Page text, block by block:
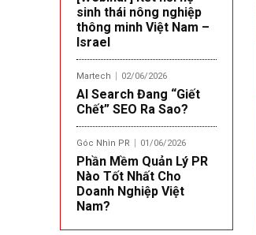
sinh thái nông nghiệp
thông minh Việt Nam –
Israel
Martech 02/06/2026
AI Search Đang “Giết
Chết” SEO Ra Sao?
Góc Nhìn PR 01/06/2026
Phần Mềm Quản Lý PR
Nào Tốt Nhất Cho
Doanh Nghiệp Việt
Nam?